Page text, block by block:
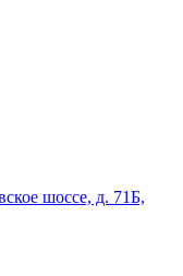
шоссе, д. 71Б,